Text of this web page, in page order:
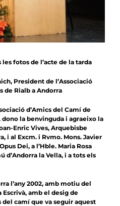
fotos de l’acte de la tarda
President de l’Associació
de Rialb a Andorra
d’Amics del Camí de
dono la benvinguda i agraeixo la
Enric Vives, Arquebisbe
i al Excm. i Rvmo. Mons. Javier
Dei, a l’Hble. Maria Rosa
d’Andorra la Vella, i a tots els
l’any 2002, amb motiu del
amb el desig de
camí que va seguir aquest